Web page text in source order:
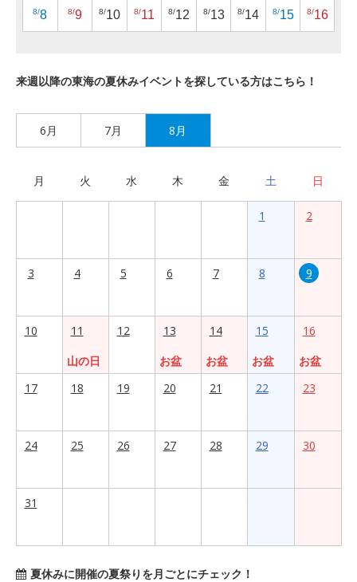
8/8 8/9 8/10 8/11 8/12 8/13 8/14 8/15 8/16
来週以降の東海の夏休みイベントを探している方はこちら！
6月 7月 8月
月 火 水 木 金 土 日
1 2
3 4 5 6 7 8 9
10
11
山の日
12
13
お盆
14
お盆
15
お盆
16
お盆
17
18 19 20 21 22 23
24 25 26 27 28 29 30
31
夏休みに開催の夏祭りを月ごとにチェック！